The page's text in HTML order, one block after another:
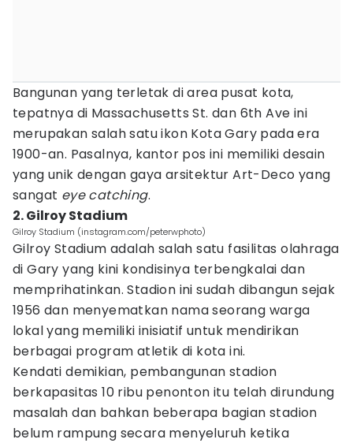
Bangunan yang terletak di area pusat kota,
tepatnya di Massachusetts St. dan 6th Ave ini
merupakan salah satu ikon Kota Gary pada era
1900-an. Pasalnya, kantor pos ini memiliki desain
yang unik dengan gaya arsitektur Art-Deco yang
sangat eye catching.
2. Gilroy Stadium
Gilroy Stadium (instagram.com/peterwphoto)
Gilroy Stadium adalah salah satu fasilitas olahraga
di Gary yang kini kondisinya terbengkalai dan
memprihatinkan. Stadion ini sudah dibangun sejak
1956 dan menyematkan nama seorang warga
lokal yang memiliki inisiatif untuk mendirikan
berbagai program atletik di kota ini.
Kendati demikian, pembangunan stadion
berkapasitas 10 ribu penonton itu telah dirundung
masalah dan bahkan beberapa bagian stadion
belum rampung secara menyeluruh ketika